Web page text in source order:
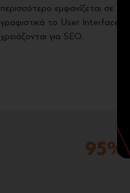
περισσότερο εμφανίζεται σε
γραφιστικά το User Interface το
χρειάζονται για SEO.
95%